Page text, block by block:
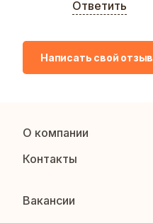
Ответить
Написать свой отзыв
О компании
Контакты
Вакансии